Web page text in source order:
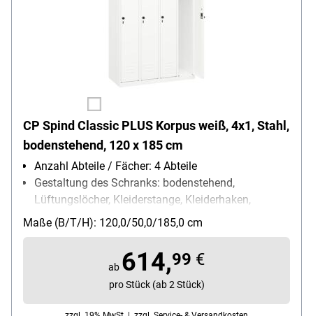
CP Spind Classic PLUS Korpus weiß, 4x1, Stahl,
bodenstehend, 120 x 185 cm
Anzahl Abteile / Fächer: 4 Abteile
Gestaltung des Schranks: bodenstehend,
Lüftungslöcher, Kleiderstange, Kleiderhaken,
Ablageboden, Etikettenrahmen
Schließungsart: Drehriegelverschluss
Besonderheiten: hohe UV- und
Korrosionsbeständigkeit / Türen mit Soft-Anschlag
/ eingestanzer Etikettenrahmen
Maße (B/T/H): 120,0/50,0/185,0 cm
ab 614,99 €
pro Stück (ab 2 Stück)